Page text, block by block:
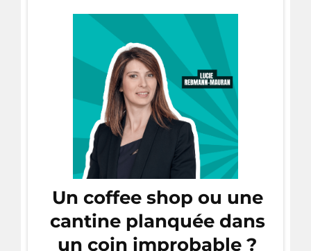
Un coffee shop ou une
cantine planquée dans
un coin improbable ?